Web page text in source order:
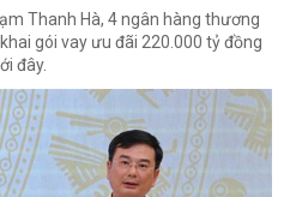
Thanh Hà, 4 ngân hàng thương
gói vay ưu đãi 220.000 tỷ đồng
đây.